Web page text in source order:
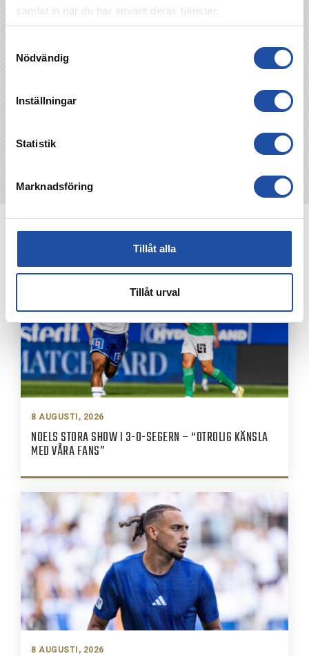
samlat in när du har använt deras tjänster.
Nödvändig
Inställningar
Statistik
Marknadsföring
Tillåt alla
Tillåt urval
NYHETER
8 AUGUSTI, 2026
NOELS STORA SHOW I 3-0-SEGERN – “OTROLIG KÄNSLA
MED VÅRA FANS”
8 AUGUSTI, 2026